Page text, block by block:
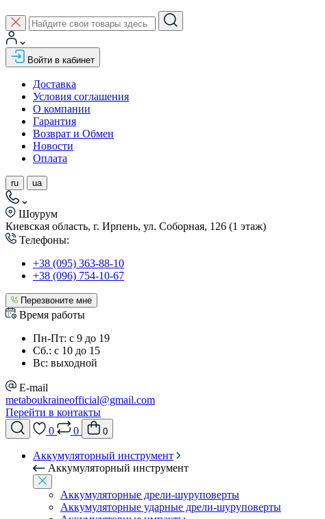
Войти в кабинет
Доставка
Условия соглашения
О компании
Гарантия
Возврат и Обмен
Новости
Оплата
ru ua
Шоурум
Киевская область, г. Ирпень, ул. Соборная, 126 (1 этаж)
Телефоны:
+38 (095) 363-88-10
+38 (096) 754-10-67
Перезвоните мне
Время работы
Пн-Пт: с 9 до 19
Сб.: с 10 до 15
Вс: выходной
E-mail
metaboukraineofficial@gmail.com
Перейти в контакты
0
0 0
Аккумуляторный инструмент
Аккумуляторный инструмент
Аккумуляторные дрели-шуруповерты
Аккумуляторные ударные дрели-шуруповерты